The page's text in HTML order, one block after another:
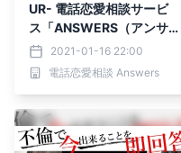
UR- 電話恋愛相談サービ
ス「ANSWERS（アンサ
ーズ）」 が期間限定のキ
ャンペーン！【不倫・恋愛
の緊急事態宣言中】
2021-01-16 22:00
電話恋愛相談 Answers